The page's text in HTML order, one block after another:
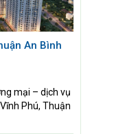
An Bình
mại – dịch vụ
Phú, Thuận